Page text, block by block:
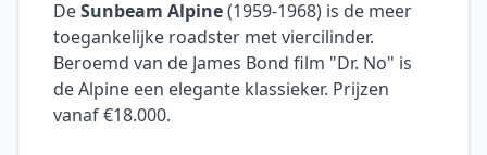
DeSunbeam Alpine(1959-1968) is de meer
toegankelijke roadster met viercilinder.
Beroemd van de James Bond film "Dr. No" is
de Alpine een elegante klassieker. Prijzen
vanaf €18.000.